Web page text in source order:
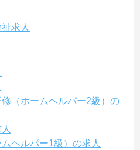
求人
（ホームヘルパー2級）の
ヘルパー1級）の求人